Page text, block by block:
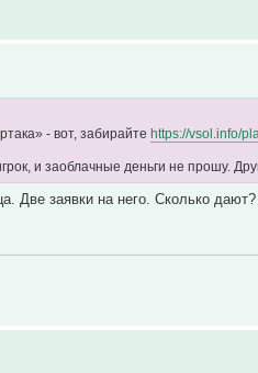
- вот, забирайтеhttps://vsol.info/
и заоблачные деньги не прошу.
заявки на него. Сколько дают?